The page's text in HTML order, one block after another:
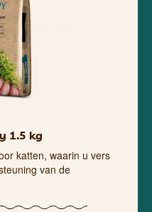
1.5 kg
katten, waarin u vers
van de